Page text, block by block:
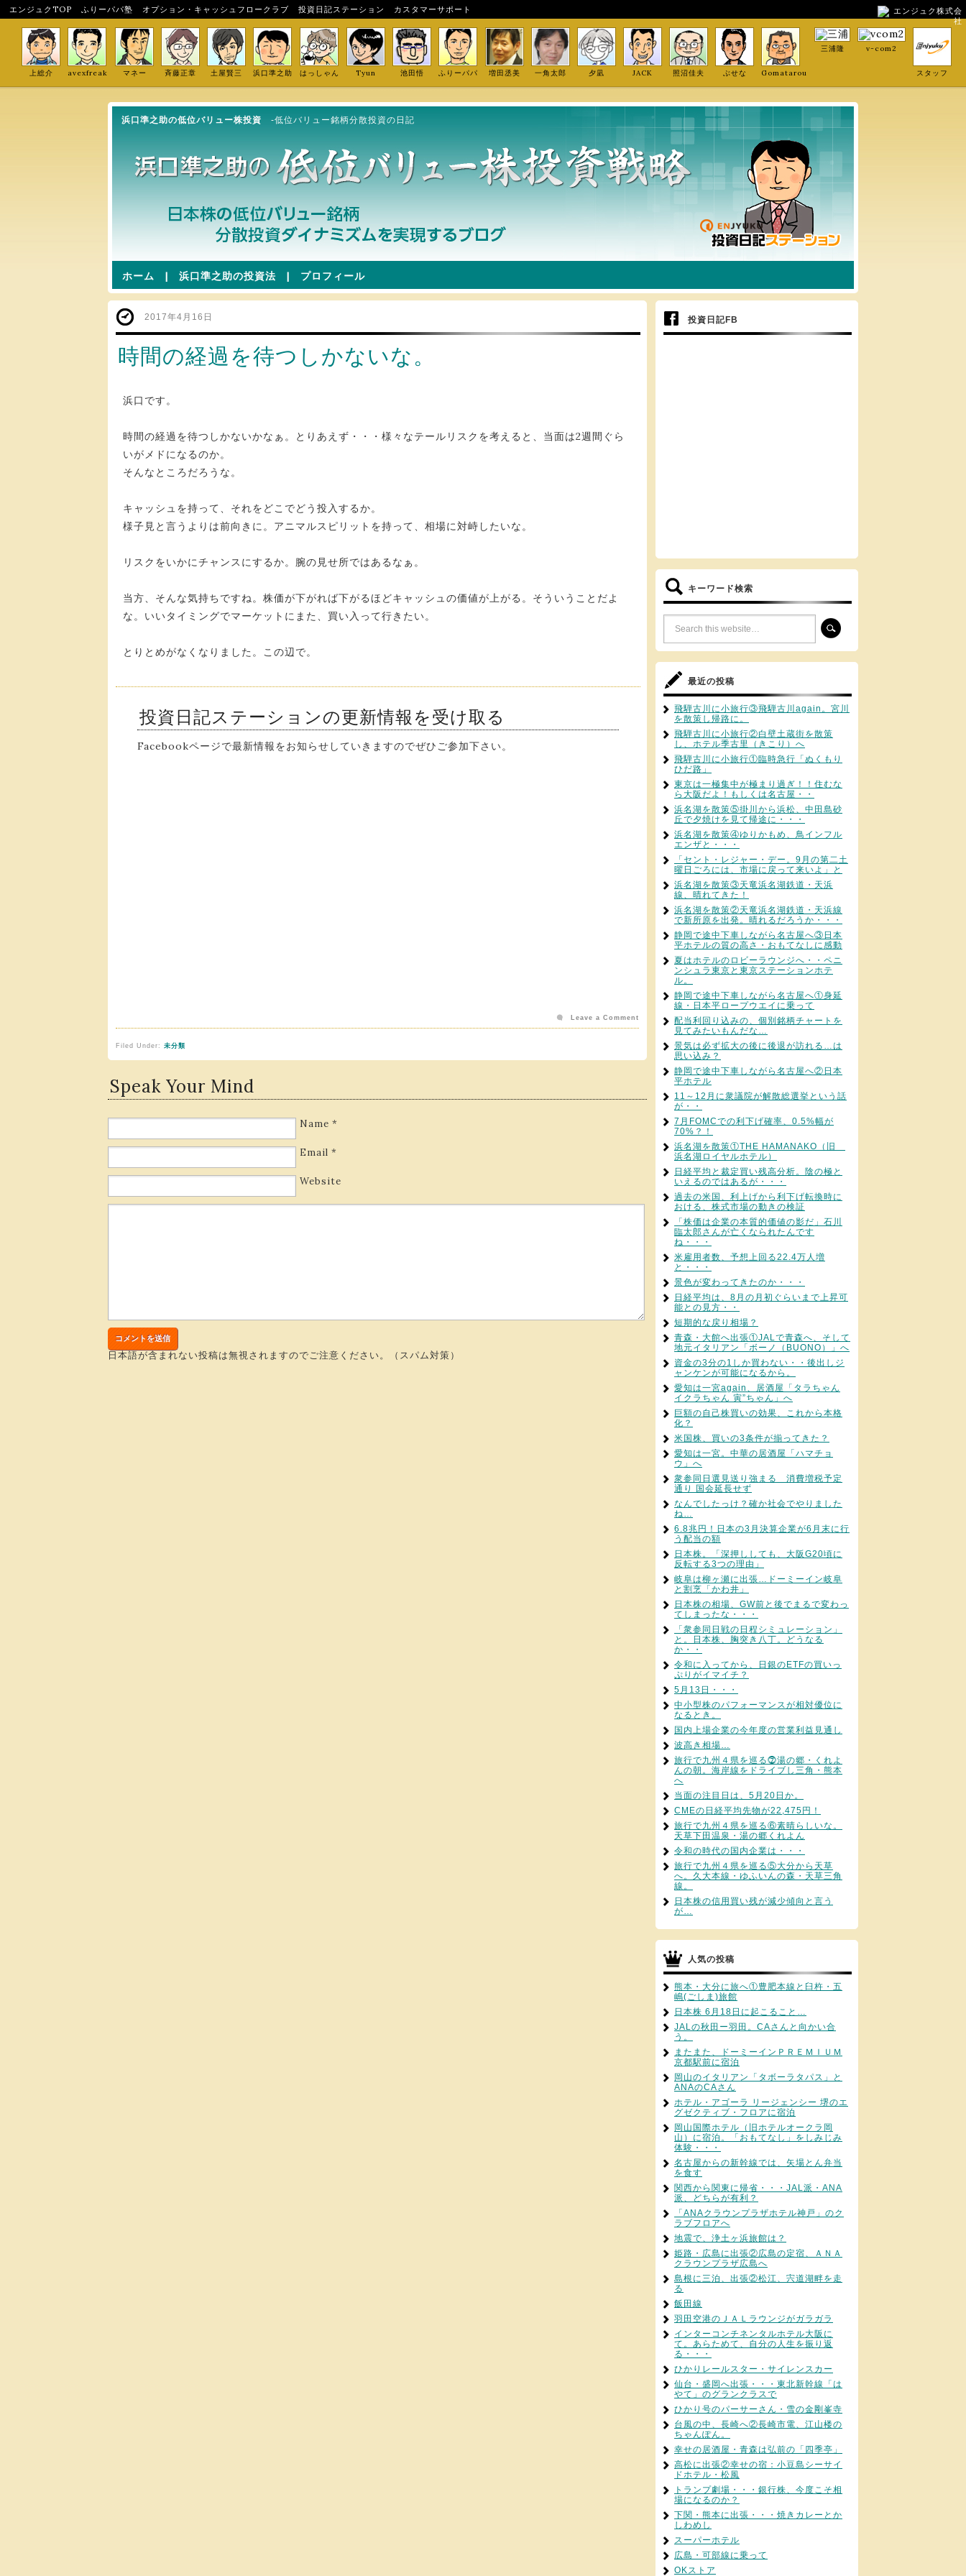
エンジュクTOP ふりーパパ塾 オプション・キャッシュフロークラブ 投資日記ステーション カスタマーサポート
エンジュク株式会
社
上総介 avexfreak マネー 斉藤正章 土屋賢三 浜口準之助 はっしゃん Tyun 池田悟 ふりーパパ 増田丞美 一角太郎 夕凪 JACK 照沼佳夫 ぶせな Gomatarou
三浦隆 v-com2
スタッフ
浜口準之助の低位バリュー株投資 -低位バリュー銘柄分散投資の日記
ホーム | 浜口準之助の投資法 | プロフィール
2017年4月16日
時間の経過を待つしかないな。
浜口です。
時間の経過を待つしかないかなぁ。とりあえず・・・様々なテールリスクを考えると、当面は2週間ぐら
いがメドになるのか。
そんなところだろうな。
キャッシュを持って、それをどこでどう投入するか。
様子見と言うよりは前向きに。アニマルスピリットを持って、相場に対峙したいな。
リスクをいかにチャンスにするか。腕の見せ所ではあるなぁ。
当方、そんな気持ちですね。株価が下がれば下がるほどキャッシュの価値が上がる。そういうことだよ
な。いいタイミングでマーケットにまた、買い入って行きたい。
とりとめがなくなりました。この辺で。
投資日記ステーションの更新情報を受け取る
Facebookページで最新情報をお知らせしていきますのでぜひご参加下さい。
Filed Under: 未分類
Leave a Comment
Speak Your Mind
Name *
Email *
Website
日本語が含まれない投稿は無視されますのでご注意ください。（スパム対策）
投資日記FB
キーワード検索
最近の投稿
飛騨古川に小旅行③飛騨古川again。宮川
を散策し帰路に。
飛騨古川に小旅行②白壁土蔵街を散策
し、ホテル季古里（きこり）へ
飛騨古川に小旅行①臨時急行「ぬくもり
ひだ路」
東京は一極集中が極まり過ぎ！！住むな
ら大阪だよ！もしくは名古屋・・
浜名湖を散策⑤掛川から浜松、中田島砂
丘で夕焼けを見て帰途に・・・
浜名湖を散策④ゆりかもめ、鳥インフル
エンザと・・・
「セント・レジャー・デー。9月の第二土
曜日ごろには、市場に戻って来いよ」と
浜名湖を散策③天竜浜名湖鉄道・天浜
線、晴れてきた！
浜名湖を散策②天竜浜名湖鉄道・天浜線
で新所原を出発。晴れるだろうか・・・
静岡で途中下車しながら名古屋へ③日本
平ホテルの質の高さ・おもてなしに感動
夏はホテルのロビーラウンジへ・・ペニ
ンシュラ東京と東京ステーションホテ
ル。
静岡で途中下車しながら名古屋へ①身延
線・日本平ロープウエイに乗って
配当利回り込みの、個別銘柄チャートを
見てみたいもんだな…
景気は必ず拡大の後に後退が訪れる…は
思い込み？
静岡で途中下車しながら名古屋へ②日本
平ホテル
11～12月に衆議院が解散総選挙という話
が・・
7月FOMCでの利下げ確率、0.5%幅が
70%？！
浜名湖を散策①THE HAMANAKO（旧
浜名湖ロイヤルホテル）
日経平均と裁定買い残高分析。陰の極と
いえるのではあるが・・・
過去の米国、利上げから利下げ転換時に
おける、株式市場の動きの検証
「株価は企業の本質的価値の影だ」石川
臨太郎さんが亡くなられたんです
ね・・・
米雇用者数、予想上回る22.4万人増
と・・・
景色が変わってきたのか・・・
日経平均は、8月の月初ぐらいまで上昇可
能との見方・・
短期的な戻り相場？
青森・大館へ出張①JALで青森へ、そして
地元イタリアン「ボーノ（BUONO）」へ
資金の3分の1しか買わない・・後出しジ
ャンケンが可能になるから。
愛知は一宮again、居酒屋「タラちゃん
イクラちゃん 寅”ちゃん」へ
巨額の自己株買いの効果、これから本格
化？
米国株、買いの3条件が揃ってきた？
愛知は一宮。中華の居酒屋「ハマチョ
ウ」へ
衆参同日選見送り強まる 消費増税予定
通り 国会延長せず
なんでしたっけ？確か社会でやりました
ね…
6.8兆円！日本の3月決算企業が6月末に行
う配当の額
日本株。「深押ししても、大阪G20頃に
反転する3つの理由」
岐阜は柳ヶ瀬に出張…ドーミーイン岐阜
と割烹「かわ井」
日本株の相場、GW前と後でまるで変わっ
てしまったな・・・
「衆参同日戦の日程シミュレーション」
と。日本株、胸突き八丁。どうなる
か・・
令和に入ってから、日銀のETFの買いっ
ぷりがイマイチ？
5月13日・・・
中小型株のパフォーマンスが相対優位に
なるとき。
国内上場企業の今年度の営業利益見通し
波高き相場…
旅行で九州４県を巡る⓻湯の郷・くれよ
んの朝。海岸線をドライブし三角・熊本
へ
当面の注目日は、5月20日か。
CMEの日経平均先物が22,475円！
旅行で九州４県を巡る⑥素晴らしいな。
天草下田温泉・湯の郷くれよん
令和の時代の国内企業は・・・
旅行で九州４県を巡る⑤大分から天草
へ。久大本線・ゆふいんの森・天草三角
線。
日本株の信用買い残が減少傾向と言う
が…
人気の投稿
熊本・大分に旅へ①豊肥本線と臼杵・五
嶋(ごしま)旅館
日本株 6月18日に起こること…
JALの秋田ー羽田。CAさんと向かい合
う。
またまた、ドーミーインＰＲＥＭＩＵＭ
京都駅前に宿泊
岡山のイタリアン「タボーラタパス」と
ANAのCAさん
ホテル・アゴーラ リージェンシー 堺のエ
グゼクティブ・フロアに宿泊
岡山国際ホテル（旧ホテルオークラ岡
山）に宿泊。「おもてなし」をしみじみ
体験・・・
名古屋からの新幹線では、矢場とん弁当
を食す
関西から関東に帰省・・・JAL派・ANA
派、どちらが有利？
「ANAクラウンプラザホテル神戸」のク
ラブフロアへ
地震で、浄土ヶ浜旅館は？
姫路・広島に出張②広島の定宿、ＡＮＡ
クラウンプラザ広島へ
島根に三泊、出張②松江、宍道湖畔を走
る
飯田線
羽田空港のＪＡＬラウンジがガラガラ
インターコンチネンタルホテル大阪に
て。あらためて、自分の人生を振り返
る・・・
ひかりレールスター・サイレンスカー
仙台・盛岡へ出張・・・東北新幹線「は
やて」のグランクラスで
ひかり号のパーサーさん・雪の金剛峯寺
台風の中、長崎へ②長崎市電、江山楼の
ちゃんぽん。
幸せの居酒屋・青森は弘前の「四季亭」
高松に出張②幸せの宿：小豆島シーサイ
ドホテル・松風
トランプ劇場・・・銀行株、今度こそ相
場になるのか？
下関・熊本に出張・・・焼きカレーとか
しわめし
スーパーホテル
広島・可部線に乗って
OKストア